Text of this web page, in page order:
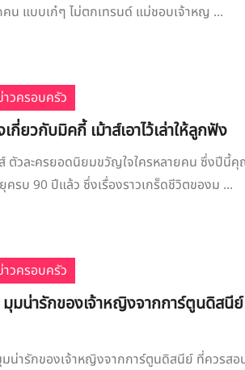
น แบบเก๋ๆ ไม่ตกเทรนด์ แม่ชอบเจ้าหญ ...
วครอบครัว
เกี่ยวกับมิคกี้ เม้าส์เอาไว้เล่าให้ลูกฟัง
ตัวละครยอดนิยมขวัญใจใครหลายคน ซึ่งปีนี้
ครบ 90 ปีแล้ว ซึ่งเรื่องราวเกร็ดชีวิตของม ...
วครอบครัว
มุมน่ารักของเจ้าหญิงจากการ์ตูนดิสนี
น่ารักของเจ้าหญิงจากการ์ตูนดิสนีย์ ที่ควรสอ